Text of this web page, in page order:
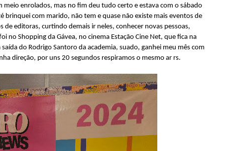
enrolados, mas no fim deu tudo certo e estava com o sábado
brinquei com marido, não tem e quase não existe mais eventos de
de editoras, curtindo demais ir neles, conhecer novas pessoas,
no Shopping da Gávea, no cinema Estação Cine Net, que fica na
do Rodrigo Santoro da academia, suado, ganhei meu mês com
direção, por uns 20 segundos respiramos o mesmo ar rs.